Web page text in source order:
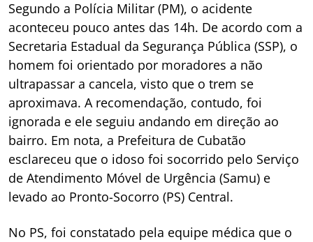
Segundo a Polícia Militar (PM), o acidente
aconteceu pouco antes das 14h. De acordo com a
Secretaria Estadual da Segurança Pública (SSP), o
homem foi orientado por moradores a não
ultrapassar a cancela, visto que o trem se
aproximava. A recomendação, contudo, foi
ignorada e ele seguiu andando em direção ao
bairro. Em nota, a Prefeitura de Cubatão
esclareceu que o idoso foi socorrido pelo Serviço
de Atendimento Móvel de Urgência (Samu) e
levado ao Pronto-Socorro (PS) Central.
No PS, foi constatado pela equipe médica que o